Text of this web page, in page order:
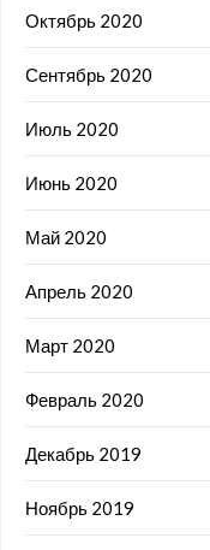
Октябрь 2020
Сентябрь 2020
Июль 2020
Июнь 2020
Май 2020
Апрель 2020
Март 2020
Февраль 2020
Декабрь 2019
Ноябрь 2019